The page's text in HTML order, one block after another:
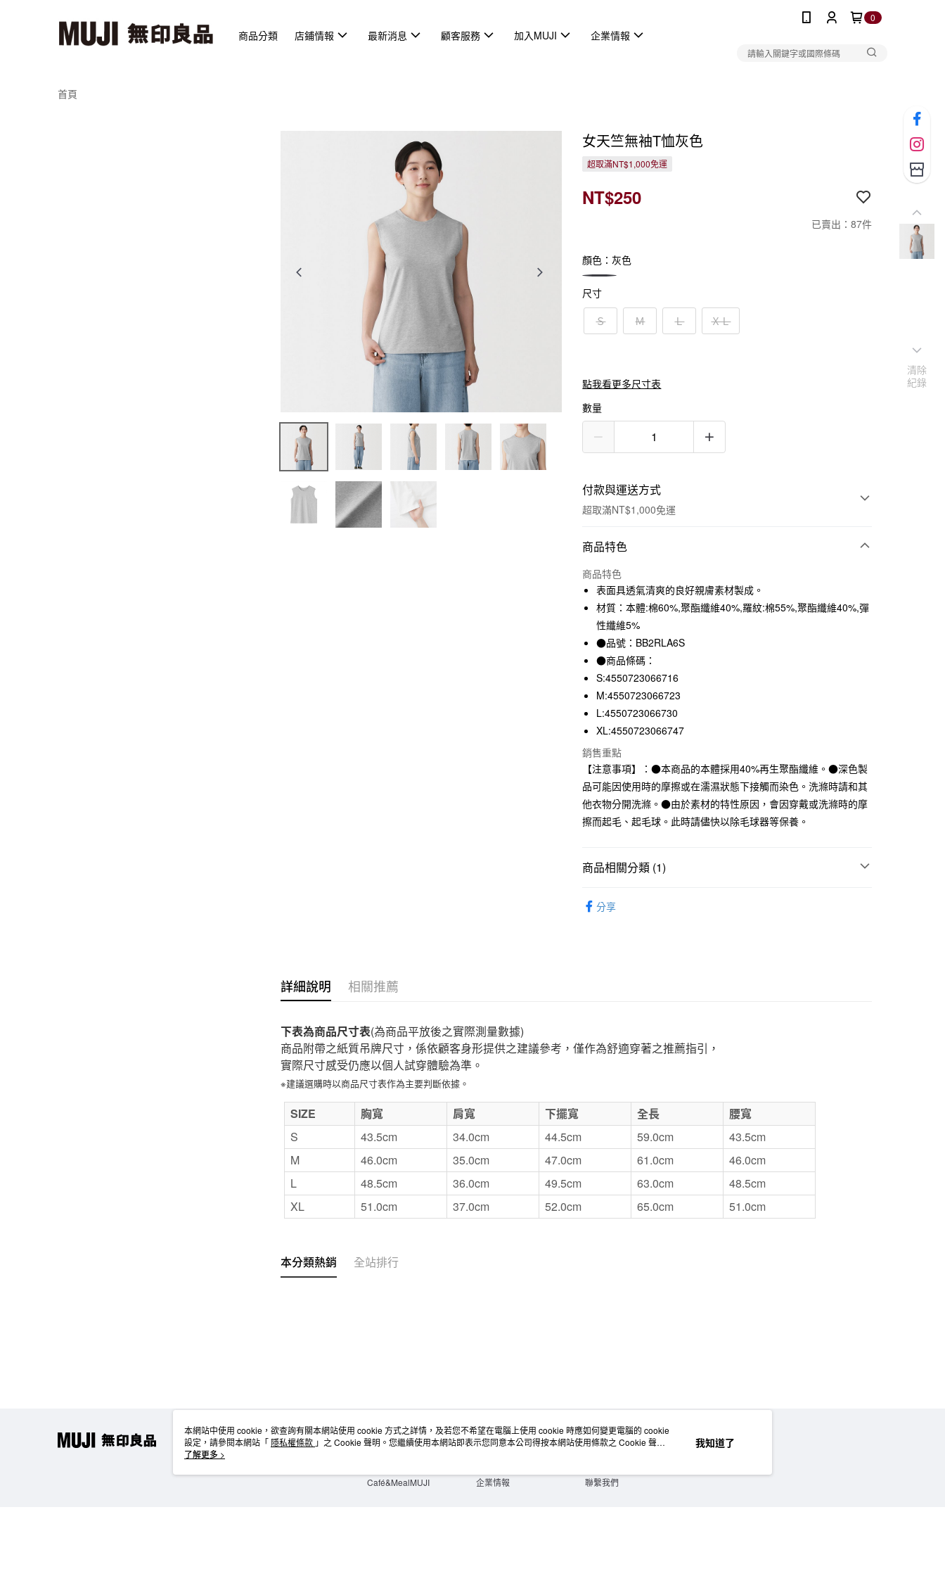
0
商品分類 店鋪情報 最新消息 顧客服務 加入MUJI 企業情報
首頁
女天竺無袖T恤灰色
超取滿NT$1,000免運
NT$250
已賣出：87件
顏色：灰色
尺寸
Ｓ
Ｍ Ｌ ＸＬ
點我看更多尺寸表
數量
付款與運送方式
超取滿NT$1,000免運
付款方式
信用卡一次付款
信用卡分期付款
3 期 0 利率 每期
合作金庫商業銀行
華南商業銀行
上海商業儲蓄銀行
臺灣中小企業銀行
匯豐（台灣）商業銀行
聯邦商業銀行
元大商業銀行
玉山商業銀行
台新國際商業銀行
中國信託商業銀行
台灣樂天信用卡公司
超商取貨付款
LINE Pay
Apple Pay
街口支付
悠遊付
運送方式
全家取貨付款
付款後全家取貨
7-11取貨付款
無印良品門市自取
商品特色
商品特色
表面具透氣清爽的良好親膚素材製成。
材質：本體:棉60%,聚酯纖維40%,羅紋:棉55%,聚酯纖維40%,彈
性纖維5%
●品號：BB2RLA6S
●商品條碼：
S:4550723066716
M:4550723066723
L:4550723066730
XL:4550723066747
銷售重點
【注意事項】：●本商品的本體採用40%再生聚酯纖維。●深色製
品可能因使用時的摩擦或在濡濕狀態下接觸而染色。洗滌時請和其
他衣物分開洗滌。●由於素材的特性原因，會因穿戴或洗滌時的摩
擦而起毛、起毛球。此時請儘快以除毛球器等保養。
商品相關分類 (1)
分享
詳細說明 相關推薦
下表為商品尺寸表(為商品平放後之實際測量數據)
商品附帶之紙質吊牌尺寸，係依顧客身形提供之建議參考，僅作為舒適穿著之推薦指引，
實際尺寸感受仍應以個人試穿體驗為準。
※建議選購時以商品尺寸表作為主要判斷依據。
SIZE 胸寬 肩寬 下擺寬 全長
腰寬
S
43.5cm 34.0cm 44.5cm 59.0cm
43.5cm
M
46.0cm 35.0cm 47.0cm 61.0cm
46.0cm
L
48.5cm 36.0cm 49.5cm 63.0cm
48.5cm
XL
51.0cm 37.0cm 52.0cm 65.0cm 51.0cm
本分類熱銷 全站排行
店舖情報
門市服務
Café&MealMUJI
空間改造企劃服務
大宗採購
企業情報
會員服務
人才招募
聯繫我們
清除
紀錄
本網站中使用 cookie，欲查詢有關本網站使用 cookie 方式之詳情，及若您不希望在電腦上使用 cookie 時應如何變更電腦的 cookie
設定，請參閱本網站「 隱私權條款 」之 Cookie 聲明。您繼續使用本網站即表示您同意本公司得按本網站使用條款之 Cookie 聲明
使用 cookie。
了解更多 >
我知道了